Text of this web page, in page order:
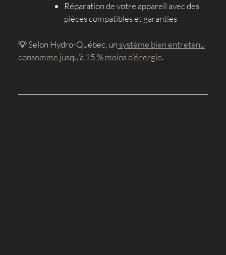
Réparationde votre appareil avec des
pièces compatibles et garanties
💡 Selon Hydro-Québec, un système bien entretenu
consomme jusqu’à 15 % moins d’énergie.